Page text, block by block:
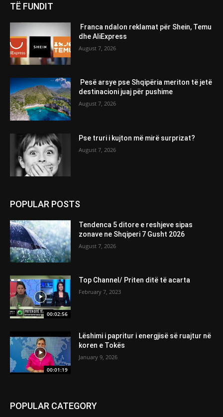
TË FUNDIT
Franca ndalon reklamat për Shein, Temu
dhe AliExpress
August 7, 2026
Pesë arsye pse Shqipëria meriton të jetë
destinacioni juaj për pushime
August 7, 2026
Pse truri i kujton më mirë surprizat?
August 7, 2026
POPULAR POSTS
Tendenca 5 ditore e reshjeve sipas
zonave ne Shqiperi 7 Gusht 2026
August 7, 2026
00:02:56
Top Channel/ Priten ditë të acarta
February 7, 2023
00:01:19
Lëshimi i papritur i energjisë së ruajtur në
koren e Tokës
January 9, 2026
POPULAR CATEGORY